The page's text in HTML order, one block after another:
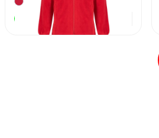
В наличии 2 090